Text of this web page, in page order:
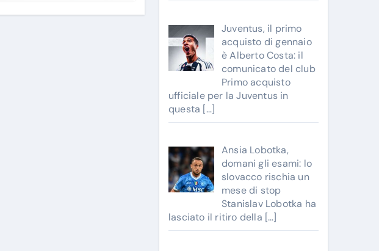
Juventus, il primo
acquisto di gennaio
è Alberto Costa: il
comunicato del club
Primo acquisto
ufficiale per la Juventus in
questa […]
Ansia Lobotka,
domani gli esami: lo
slovacco rischia un
mese di stop
Stanislav Lobotka ha
lasciato il ritiro della […]